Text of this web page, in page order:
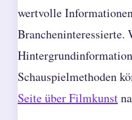
wertvolle
Brancheninteressierte.
Schauspielmethoden
Seite über Filmkunst